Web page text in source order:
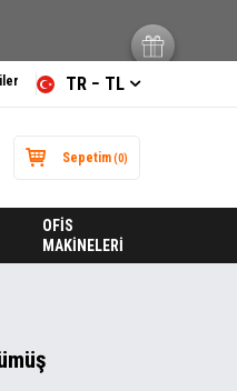
TR − TL
Sepetim(0)
OFİS
MAKİNELERİ